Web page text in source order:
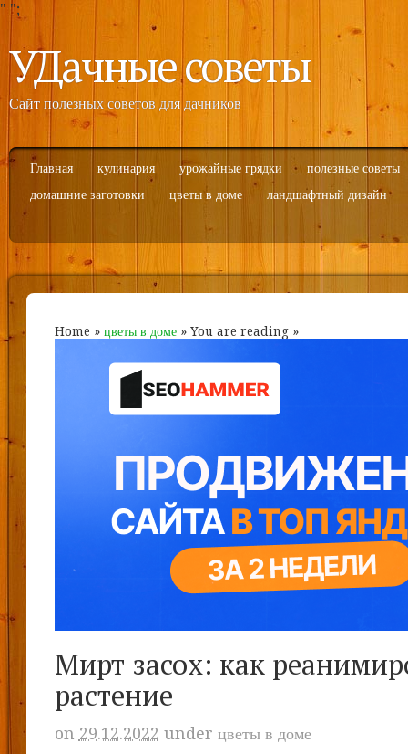
" ";
УДачные советы
Сайт полезных советов для дачников
Главная кулинария урожайные грядки
полезные советы
домашние заготовки
цветы в доме ландшафтный дизайн
Home » цветы в доме» You are reading »
Мирт засох: как
растение
on 29.12.2022 under цветы в доме